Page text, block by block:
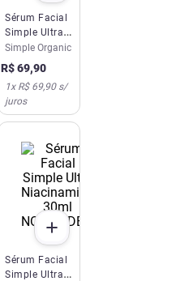
Sérum Facial
Simple Ultra
Ácido
Mandélico
30ml
Simple Organic
R$69,90
1x R$ 69,90s/
juros
NOVIDADE
Sérum Facial
Simple Ultra